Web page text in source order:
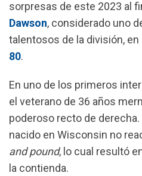
o
k
p
p
a
m
sorpresas de este 2023 al
Dawson, considerado uno
talentosos de la división, en
80.
En uno de los primeros
el veterano de 36 años
poderoso recto de derecha.
nacido en Wisconsin no
and pound, lo cual resultó
la contienda.